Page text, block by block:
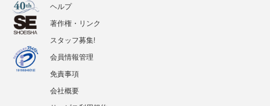
ヘルプ
著作権・リンク
スタッフ募集!
会員情報管理
免責事項
会社概要